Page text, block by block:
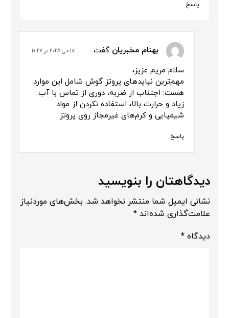
پاسخ
بهنام مخبریان گفت: 18 می 2025 در 16:27
سلام مریم عزیز،
مهم‌ترین نبایدهای پروتز گوش شامل این موارد
هست: اجتناب از ضربه، دوری از تماس با آب
زیاد و حرارت بالا، استفاده نکردن از مواد
شیمیایی و کرم‌های غیرمجاز روی پروتز.
پاسخ
دیدگاهتان را بنویسید
نشانی ایمیل شما منتشر نخواهد شد. بخش‌های موردنیاز
علامت‌گذاری شده‌اند*
دیدگاه*